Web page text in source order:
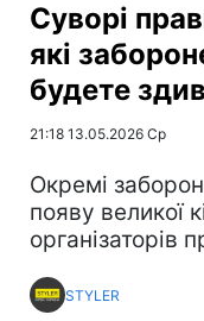
Суворі
які
будете
21:18 13.05.2026 Ср
Окремі
появу великої
організаторів
STYLER